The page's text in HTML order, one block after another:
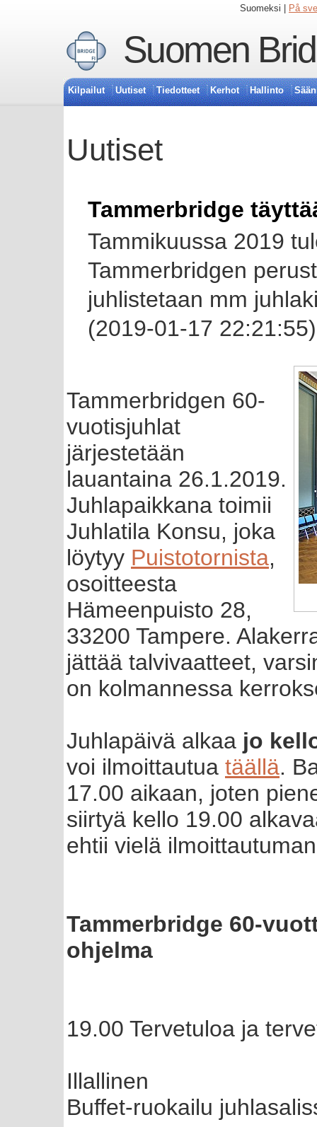
Suomeksi | På
Suomen
Kilpailut Uutiset Tiedotteet Kerhot Hallinto
Uutiset
Tammerbridge
Tammikuussa 2019
Tammerbridgen
juhlistetaan mm
(2019-01-17 22:21:55)
Tammerbridgen 60-
vuotisjuhlat
järjestetään
lauantaina 26.1.2019.
Juhlapaikkana toimii
Juhlatila Konsu, joka
löytyy Puistotornista,
osoitteesta
Hämeenpuisto 28,
33200 Tampere.
jättää talvivaatteet,
on kolmannessa
Juhlapäivä alkaa jo
voi ilmoittautua täällä.
17.00 aikaan, joten
siirtyä kello 19.00
ehtii vielä
Tammerbridge 60-
ohjelma
19.00 Tervetuloa ja
Illallinen
Buffet-ruokailu